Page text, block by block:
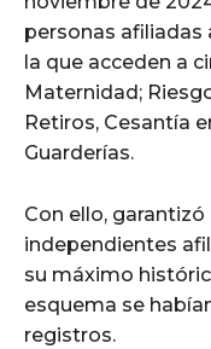
personas afiliadas
la que acceden a
Maternidad;
Retiros, Cesantía
Guarderías.
Con ello,
independientes
su máximo
esquema se
registros.